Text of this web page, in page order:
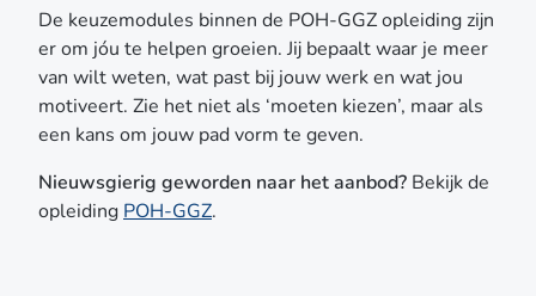
De keuzemodules binnen de POH-GGZ opleiding zijn
er om jóu te helpen groeien. Jij bepaalt waar je meer
van wilt weten, wat past bij jouw werk en wat jou
motiveert. Zie het niet als ‘moeten kiezen’, maar als
een kans om jouw pad vorm te geven.
Nieuwsgierig geworden naar het aanbod? Bekijk de
opleiding POH-GGZ.